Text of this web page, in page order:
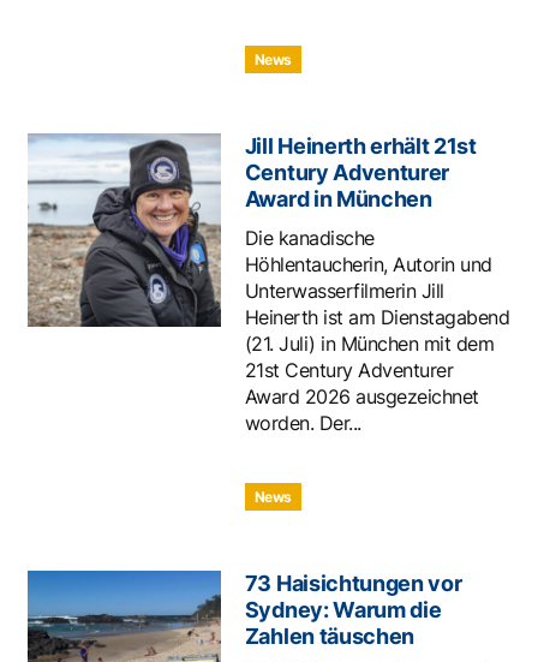
News
Jill Heinerth erhält 21st
Century Adventurer
Award in München
Die kanadische
Höhlentaucherin, Autorin und
Unterwasserfilmerin Jill
Heinerth ist am Dienstagabend
(21. Juli) in München mit dem
21st Century Adventurer
Award 2026 ausgezeichnet
worden. Der...
News
73 Haisichtungen vor
Sydney: Warum die
Zahlen täuschen